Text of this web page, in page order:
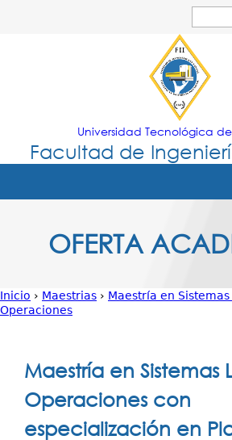
Jump to
de
Universidad Tecnológica
Facultad de
Nuestra Facultad
Secretarías
Investigación
Servicios
OFERTA
Usted
aquí
Inicio › Maestrias › Maestría en
Operaciones
Maestría en Sistemas
Operaciones con
especialización en